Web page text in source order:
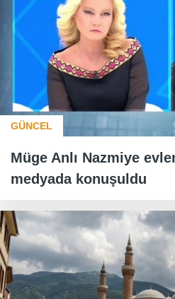
GÜNCEL
Müge Anlı Nazmiye
medyada konuşuldu